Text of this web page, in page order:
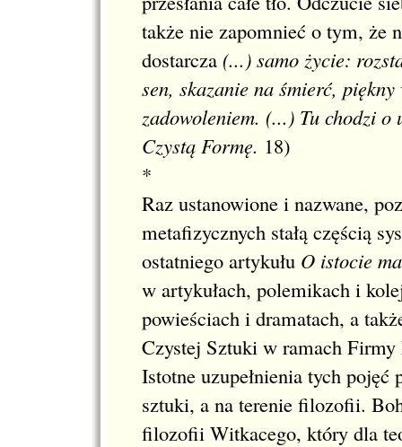
także nie zapomnieć o tym, że
dostarcza (...) samo życie:
sen, skazanie na śmierć,
zadowoleniem. (...) Tu chodzi o
Czystą Formę. 18)
*
Raz ustanowione i nazwane,
metafizycznych stałą częścią
ostatniego artykułu O istocie
w artykułach, polemikach i
powieściach i dramatach, a
Czystej Sztuki w ramach Firmy
Istotne uzupełnienia tych
sztuki, a na terenie filozofii.
filozofii Witkacego, który dla